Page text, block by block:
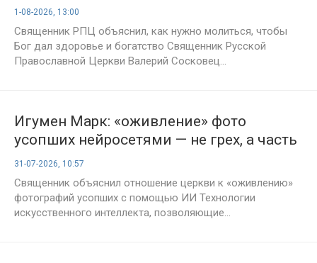
1-08-2026, 13:00
Священник РПЦ объяснил, как нужно молиться, чтобы
Бог дал здоровье и богатство Священник Русской
Православной Церкви Валерий Сосковец...
Игумен Марк: «оживление» фото
усопших нейросетями — не грех, а часть
прогресса
31-07-2026, 10:57
Священник объяснил отношение церкви к «оживлению»
фотографий усопших с помощью ИИ Технологии
искусственного интеллекта, позволяющие...